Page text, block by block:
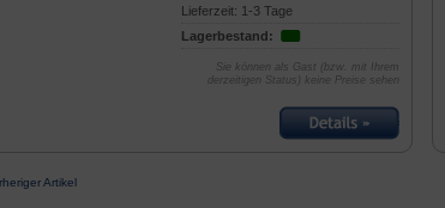
Lieferzeit: 1-3 Tage
Lagerbestand:
Sie können als Gast (bzw. mit Ihrem
derzeitigen Status) keine Preise sehen
Artikel